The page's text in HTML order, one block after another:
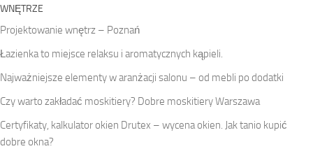
WNĘTRZE
Projektowanie wnętrz – Poznań
Łazienka to miejsce relaksu i aromatycznych kąpieli.
Najważniejsze elementy w aranżacji salonu – od mebli po dodatki
Czy warto zakładać moskitiery? Dobre moskitiery Warszawa
Certyfikaty, kalkulator okien Drutex – wycena okien. Jak tanio kupić
dobre okna?